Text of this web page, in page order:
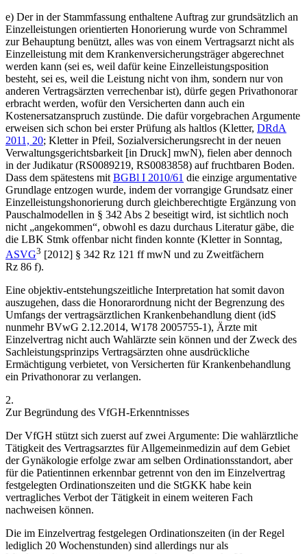
e) Der in der Stammfassung enthaltene Auftrag zur grundsätzlich an
Einzelleistungen orientierten Honorierung wurde von Schrammel
zur Behauptung benützt, alles was von einem Vertragsarzt nicht als
Einzelleistung mit dem Krankenversicherungsträger abgerechnet
werden kann (sei es, weil dafür keine Einzelleistungsposition
besteht, sei es, weil die Leistung nicht von ihm, sondern nur von
anderen Vertragsärzten verrechenbar ist), dürfe gegen Privathonorar
erbracht werden, wofür den Versicherten dann auch ein
Kostenersatzanspruch zustünde. Die dafür vorgebrachen Argumente
erweisen sich schon bei erster Prüfung als haltlos (Kletter, DRdA
2011, 20; Kletterin Pfeil, Sozialversicherungsrecht in der neuen
Verwaltungsgerichtsbarkeit [in Druck] mwN), fielen aber dennoch
in der Judikatur (RS0089219, RS0083858) auf fruchtbaren Boden.
Dass dem spätestens mit BGBl I 2010/61 die einzige argumentative
Grundlage entzogen wurde, indem der vorrangige Grundsatz einer
Einzelleistungshonorierung durch gleichberechtigte Ergänzung von
Pauschalmodellen in § 342 Abs 2 beseitigt wird, ist sichtlich noch
nicht „angekommen“, obwohl es dazu durchaus Literatur gäbe, die
die LBK Stmk offenbar nicht finden konnte (Kletterin Sonntag,
ASVG3 [2012] § 342 Rz 121 ff mwN und zu Zweitfächern
Rz 86 f).
Eine objektiv-entstehungszeitliche Interpretation hat somit davon
auszugehen, dass die Honorarordnung nicht der Begrenzung des
Umfangs der vertragsärztlichen Krankenbehandlung dient (idS
nunmehrBVwG 2.12.2014, W178 2005755-1), Ärzte mit
Einzelvertrag nicht auch Wahlärzte sein können und der Zweck des
Sachleistungsprinzips Vertragsärzten ohne ausdrückliche
Ermächtigung verbietet, von Versicherten für Krankenbehandlung
ein Privathonorar zu verlangen.
2.
Zur Begründung des VfGH-Erkenntnisses
Der VfGH stützt sich zuerst auf zwei Argumente: Die wahlärztliche
Tätigkeit des Vertragsarztes für Allgemeinmedizin auf dem Gebiet
der Gynäkologie erfolge zwar am selben Ordinationsstandort, aber
für die Patientinnen erkennbar getrennt von den im Einzelvertrag
festgelegten Ordinationszeiten und die StGKK habe kein
vertragliches Verbot der Tätigkeit in einem weiteren Fach
nachweisen können.
Die im Einzelvertrag festgelegen Ordinationszeiten (in der Regel
lediglich 20 Wochenstunden) sind allerdings nur als